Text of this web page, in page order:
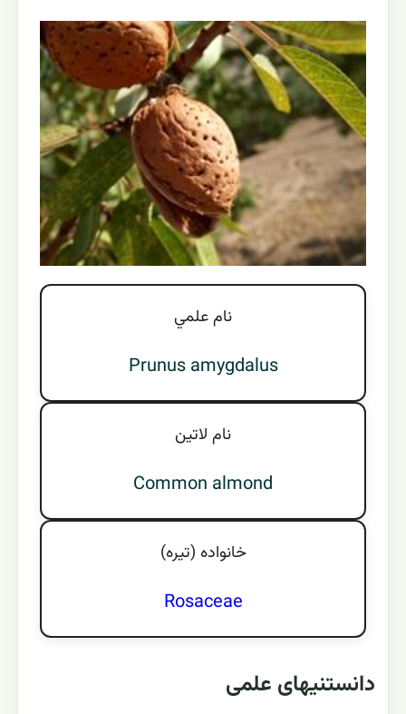
نام علمي
Prunus amygdalus
نام لاتين
Common almond
خانواده (تيره)
Rosaceae
دانستنیهای علمی